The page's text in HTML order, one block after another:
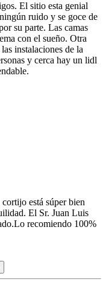
El sitio esta genial
ruido y se goce de
su parte. Las camas
con el sueño. Otra
instalaciones de la
y cerca hay un lidl
está súper bien
El Sr. Juan Luis
recomiendo 100%